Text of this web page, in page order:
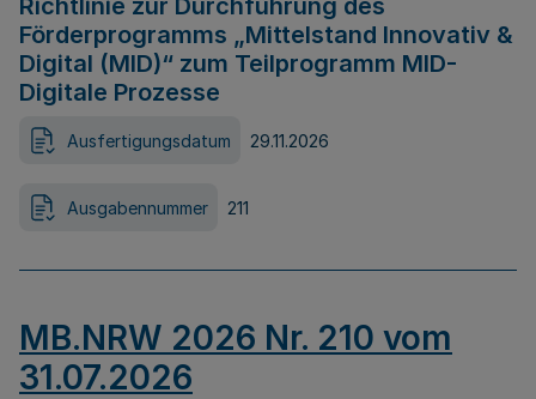
Richtlinie zur Durchführung des
Förderprogramms „Mittelstand Innovativ &
Digital (MID)“ zum Teilprogramm MID-
Digitale Prozesse
Ausfertigungsdatum 29.11.2026
Ausgabennummer 211
MB.NRW 2026 Nr. 210 vom
31.07.2026